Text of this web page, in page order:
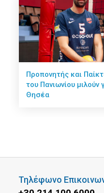
Προπονητής και
του Πανιωνίου μιλούν
Θησέα
Τηλέφωνο